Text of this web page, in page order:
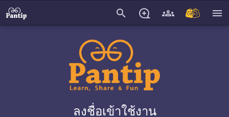
search menu
ลงชื่อเข้าใช้งาน